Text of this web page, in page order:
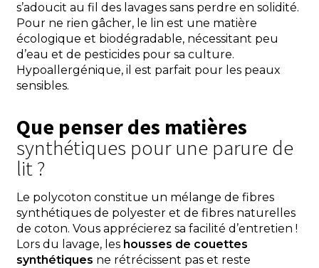
s’adoucit au fil des lavages sans perdre en solidité.
Pour ne rien gâcher, le lin est une matière
écologique et biodégradable, nécessitant peu
d’eau et de pesticides pour sa culture.
Hypoallergénique, il est parfait pour les peaux
sensibles.
Que penser des matières
synthétiques pour une parure de
lit ?
Le polycoton constitue un mélange de fibres
synthétiques de polyester et de fibres naturelles
de coton. Vous apprécierez sa facilité d’entretien !
Lors du lavage, les housses de couettes
synthétiques ne rétrécissent pas et reste